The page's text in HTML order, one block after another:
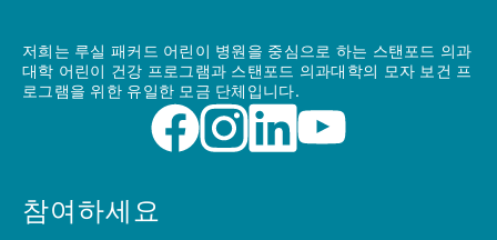
저희는 루실 패커드 어린이 병원을 중심으로 하는 스탠포드 의과
대학 어린이 건강 프로그램과 스탠포드 의과대학의 모자 보건 프
로그램을 위한 유일한 모금 단체입니다.
참여하세요